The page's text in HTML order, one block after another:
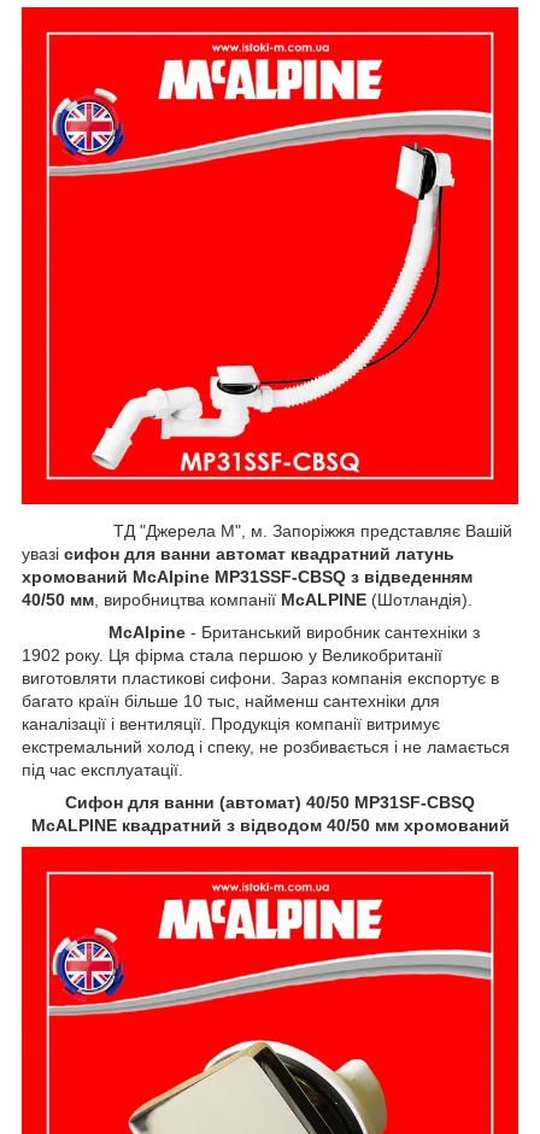
ТД "Джерела М", м. Запоріжжя представляє Вашій
увазі сифон для ванни автомат квадратний латунь
хромований McAlpine MP31SSF-CBSQ з відведенням
40/50 мм , виробництва компанії McALPINE (Шотландія).
McAlpine - Британський виробник сантехніки з
1902 року. Ця фірма стала першою у Великобританії
виготовляти пластикові сифони. Зараз компанія експортує в
багато країн більше 10 тыс, найменш сантехніки для
каналізації і вентиляції. Продукція компанії витримує
екстремальний холод і спеку, не розбивається і не ламається
під час експлуатації.
Сифон для ванни (автомат) 40/50 MP31SF-CBSQ
McALPINE квадратний з відводом 40/50 мм хромований